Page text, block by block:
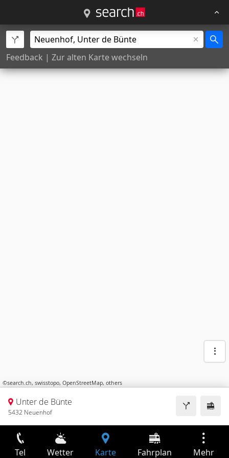
Feedback | Zur alten Karte wechseln
©search.ch, swisstopo, OpenStreetMap, others
Unter de Bünte
5432 Neuenhof
Tel Wetter Karte Fahrplan Mehr